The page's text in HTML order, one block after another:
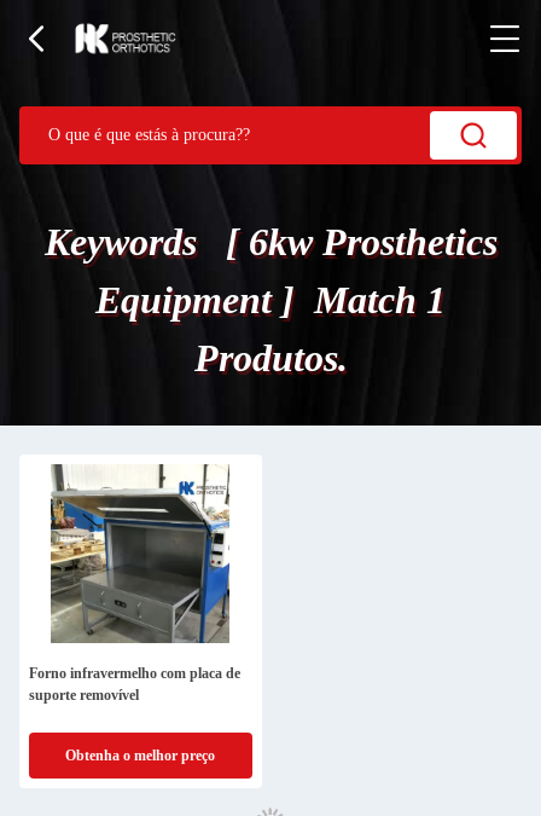
Keywords [ 6kw Prosthetics
Equipment ] Match 1
Produtos.
Forno infravermelho com placa de
suporte removível
Obtenha o melhor preço